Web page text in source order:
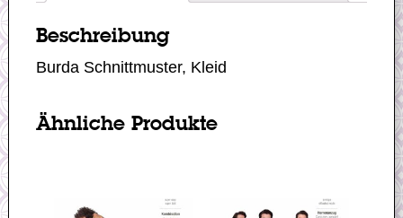
Beschreibung
Burda Schnittmuster, Kleid
Ähnliche Produkte